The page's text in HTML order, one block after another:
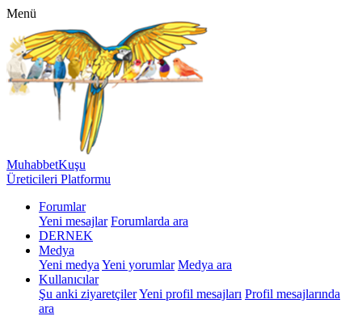
Menü
MuhabbetKuşu
Üreticileri Platformu
Forumlar
Yeni mesajlar Forumlarda ara
DERNEK
Medya
Yeni medya Yeni yorumlar Medya ara
Kullanıcılar
Şu anki ziyaretçilerYeni profil mesajları Profil mesajlarında
ara